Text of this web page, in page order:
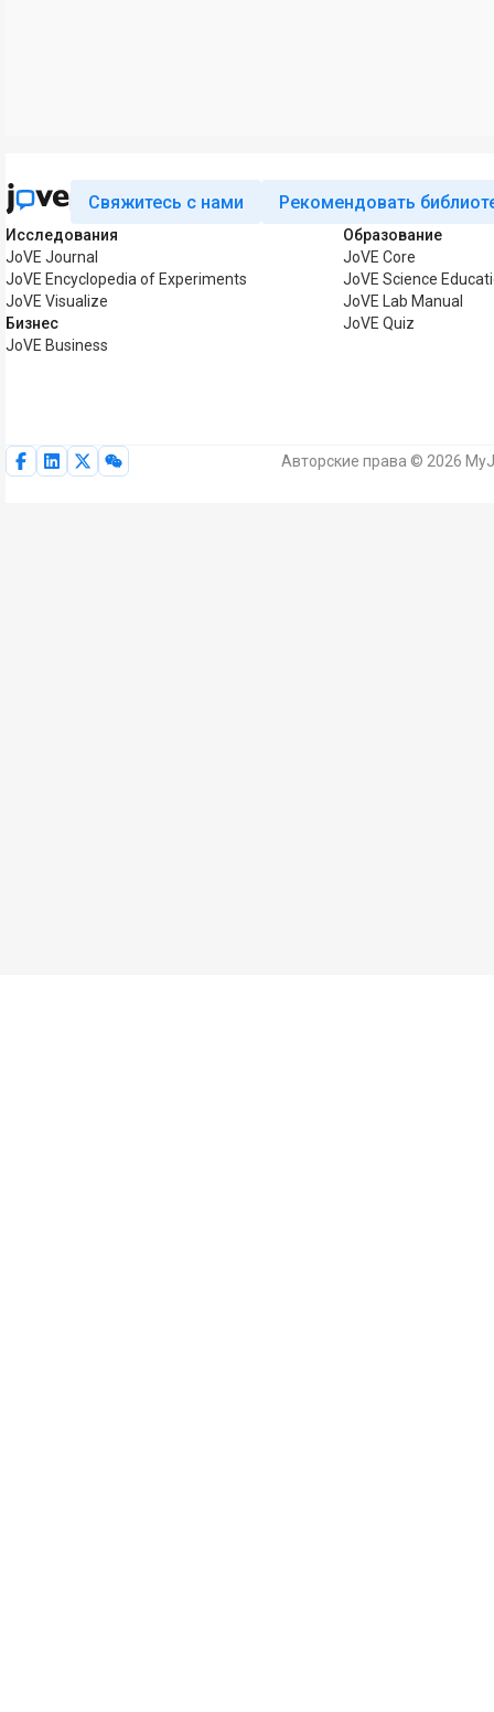
Свяжитесь с нами Рекомендовать
Исследования
JoVE Journal
JoVE Encyclopedia of Experiments
JoVE Visualize
Бизнес
JoVE Business
Образование
JoVE Core
JoVE Science
JoVE Lab Manual
JoVE Quiz
Авторские права © 2026